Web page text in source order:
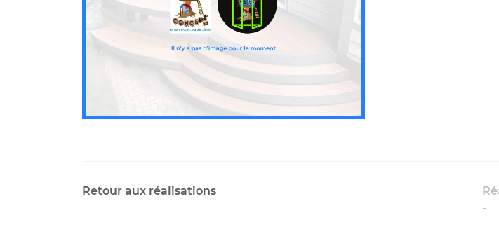
à l'adresse email indiqué ci-dessus. Vous pouvez vous désinscrire à tout moment
le formulaire de désinscription
Inscription
Retour aux réalisations
-